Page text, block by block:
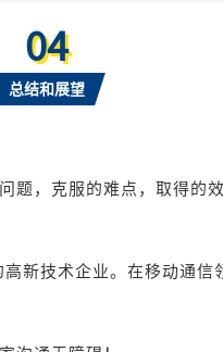
04
总结和展望
题，克服的难点，取得的
新技术企业。在移动通